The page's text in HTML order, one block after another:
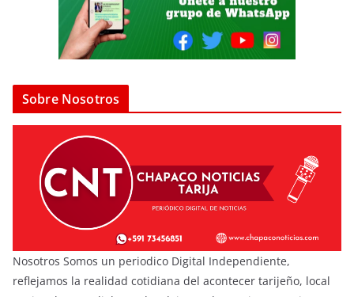
Sobre Nosotros
Nosotros Somos un periodico Digital Independiente,
reflejamos la realidad cotidiana del acontecer tarijeño, local